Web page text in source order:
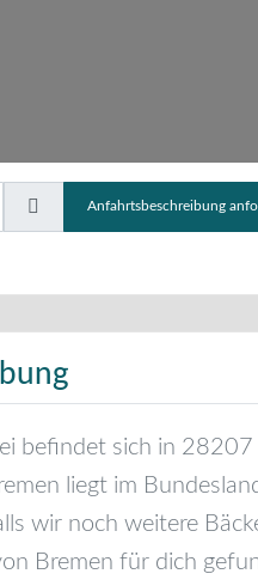
ein.
Anfahrtsbeschreibung
befindet sich in 28207
liegt im
wir noch weitere
Bremen für dich